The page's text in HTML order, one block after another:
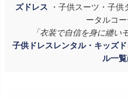
ズドレス
・子供スーツ・子
ータルコー
「衣装で自信を身に
子供ドレスレンタル・キッズ
ル一